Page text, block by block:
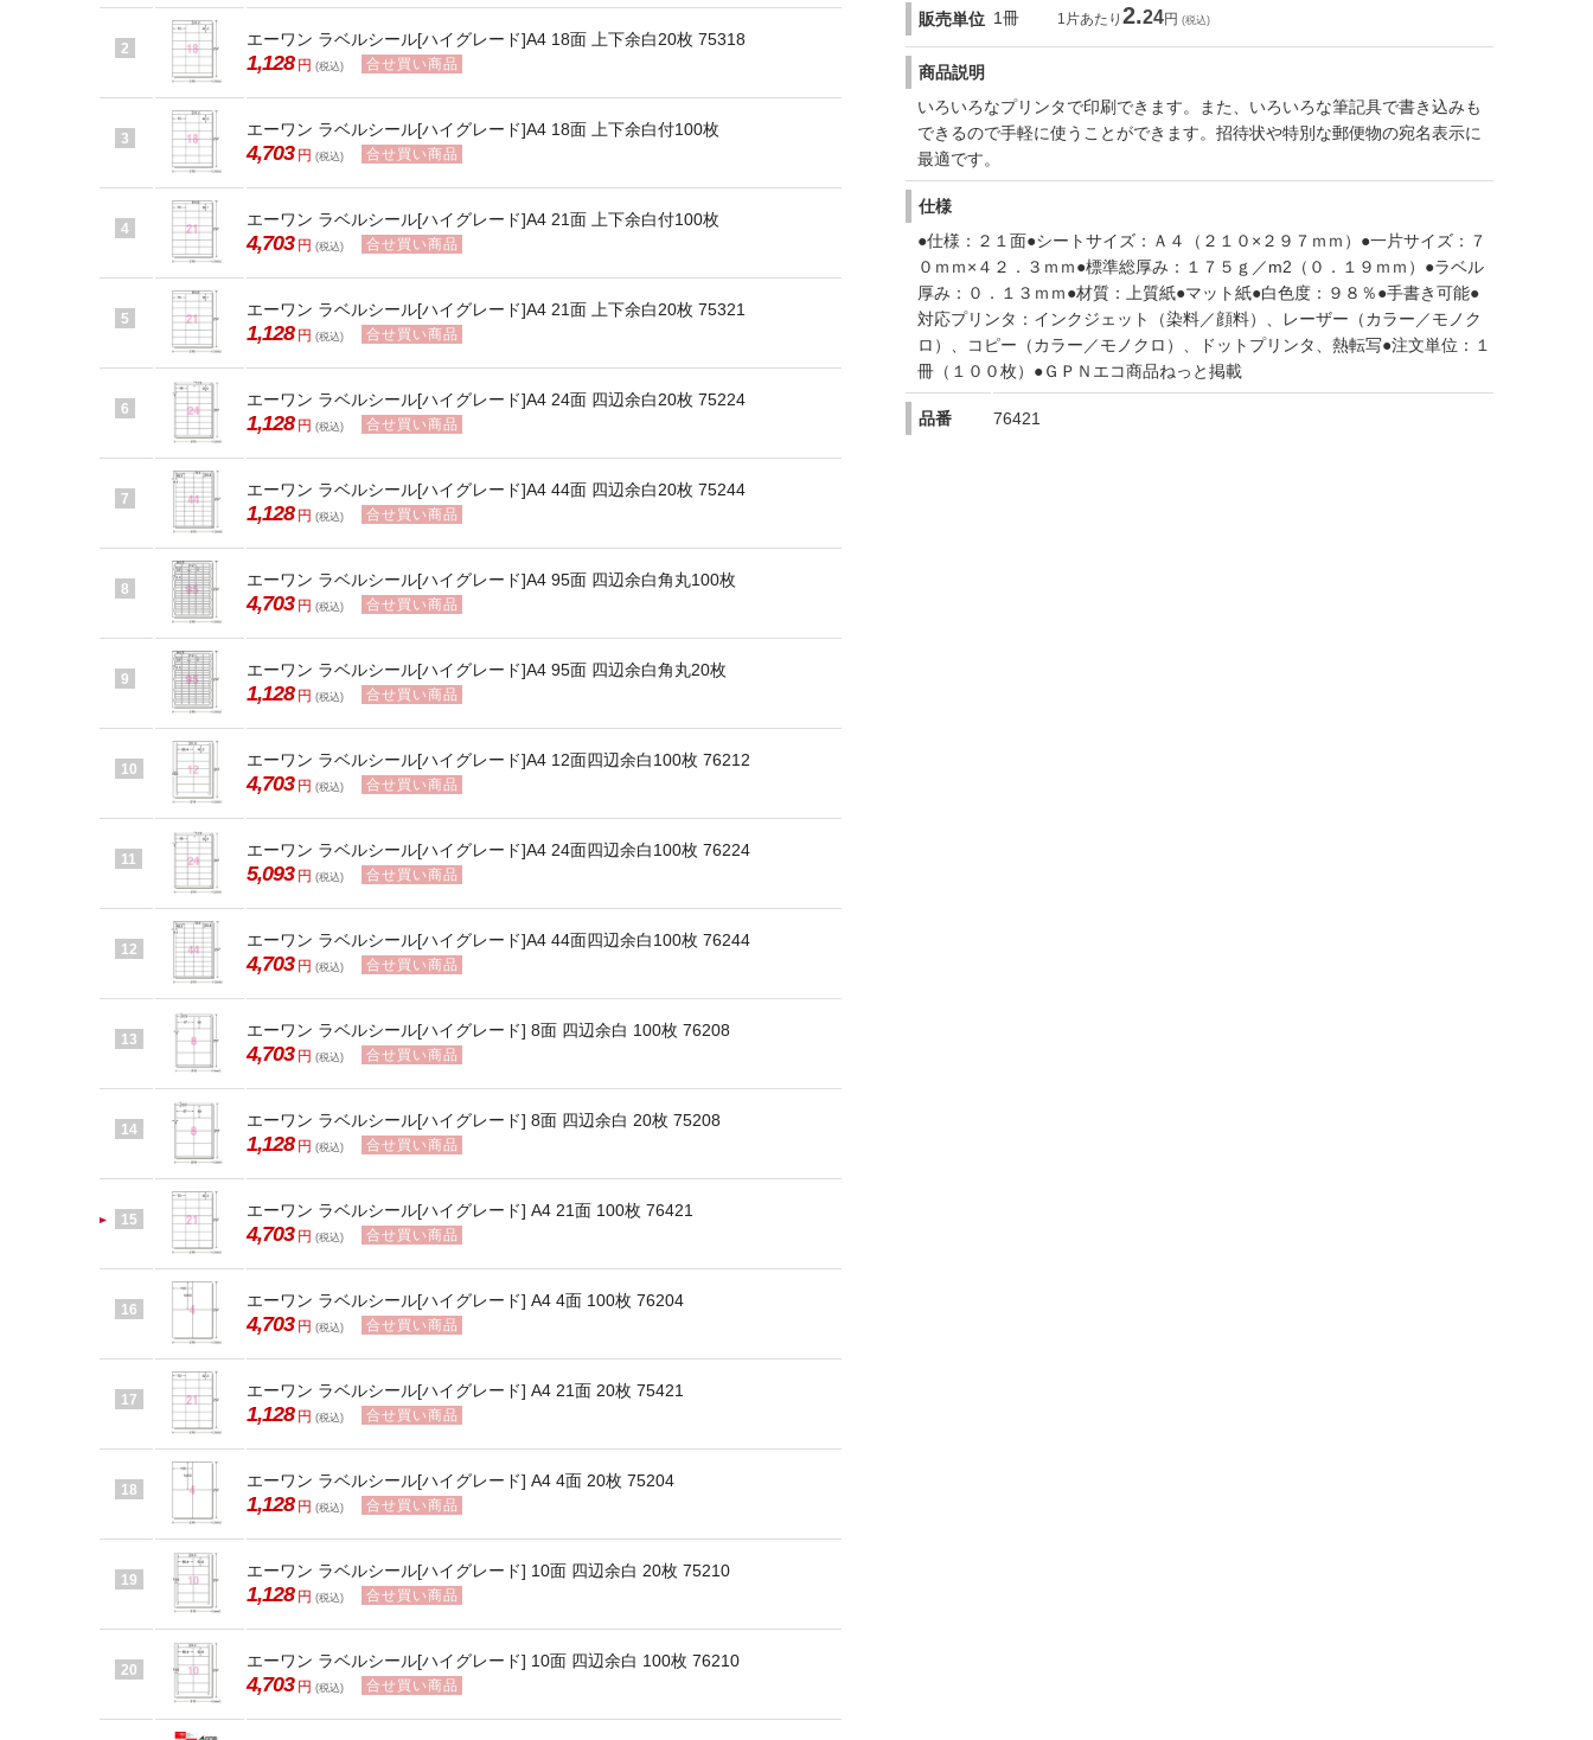
販売単位 1冊 1片あたり 2.24円 (税込)
商品説明
いろいろなプリンタで印刷できます。また、いろいろな筆記具で書き込みも
できるので手軽に使うことができます。招待状や特別な郵便物の宛名表示に
最適です。
仕様
●仕様：２１面●シートサイズ：Ａ４（２１０×２９７ｍｍ）●一片サイズ：７
０ｍｍ×４２．３ｍｍ●標準総厚み：１７５ｇ／m2（０．１９ｍｍ）●ラベル
厚み：０．１３ｍｍ●材質：上質紙●マット紙●白色度：９８％●手書き可能●
対応プリンタ：インクジェット（染料／顔料）、レーザー（カラー／モノク
ロ）、コピー（カラー／モノクロ）、ドットプリンタ、熱転写●注文単位：１
冊（１００枚）●ＧＰＮエコ商品ねっと掲載
品番 76421
2 エーワン ラベルシール[ハイグレード]A4 18面 上下余白20枚 75318
1,128 円 (税込) 合せ買い商品
3 エーワン ラベルシール[ハイグレード]A4 18面 上下余白付100枚
4,703 円 (税込) 合せ買い商品
4 エーワン ラベルシール[ハイグレード]A4 21面 上下余白付100枚
4,703 円 (税込) 合せ買い商品
5 エーワン ラベルシール[ハイグレード]A4 21面 上下余白20枚 75321
1,128 円 (税込) 合せ買い商品
6 エーワン ラベルシール[ハイグレード]A4 24面 四辺余白20枚 75224
1,128 円 (税込) 合せ買い商品
7 エーワン ラベルシール[ハイグレード]A4 44面 四辺余白20枚 75244
1,128 円 (税込) 合せ買い商品
8 エーワン ラベルシール[ハイグレード]A4 95面 四辺余白角丸100枚
4,703 円 (税込) 合せ買い商品
9 エーワン ラベルシール[ハイグレード]A4 95面 四辺余白角丸20枚
1,128 円 (税込) 合せ買い商品
10 エーワン ラベルシール[ハイグレード]A4 12面四辺余白100枚 76212
4,703 円 (税込) 合せ買い商品
11 エーワン ラベルシール[ハイグレード]A4 24面四辺余白100枚 76224
5,093 円 (税込) 合せ買い商品
12 エーワン ラベルシール[ハイグレード]A4 44面四辺余白100枚 76244
4,703 円 (税込) 合せ買い商品
13 エーワン ラベルシール[ハイグレード] 8面 四辺余白 100枚 76208
4,703 円 (税込) 合せ買い商品
14 エーワン ラベルシール[ハイグレード] 8面 四辺余白 20枚 75208
1,128 円 (税込) 合せ買い商品
15 エーワン ラベルシール[ハイグレード] A4 21面 100枚 76421
4,703 円 (税込) 合せ買い商品
16 エーワン ラベルシール[ハイグレード] A4 4面 100枚 76204
4,703 円 (税込) 合せ買い商品
17 エーワン ラベルシール[ハイグレード] A4 21面 20枚 75421
1,128 円 (税込) 合せ買い商品
18 エーワン ラベルシール[ハイグレード] A4 4面 20枚 75204
1,128 円 (税込) 合せ買い商品
19 エーワン ラベルシール[ハイグレード] 10面 四辺余白 20枚 75210
1,128 円 (税込) 合せ買い商品
20 エーワン ラベルシール[ハイグレード] 10面 四辺余白 100枚 76210
4,703 円 (税込) 合せ買い商品